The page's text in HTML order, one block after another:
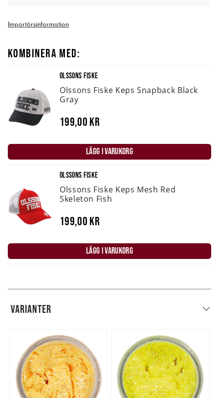
Importörsinformation
KOMBINERA MED:
OLSSONS FISKE
Olssons Fiske Keps Snapback Black
Gray
199,00 kr
LÄGG I VARUKORG
OLSSONS FISKE
Olssons Fiske Keps Mesh Red
Skeleton Fish
199,00 kr
LÄGG I VARUKORG
VARIANTER